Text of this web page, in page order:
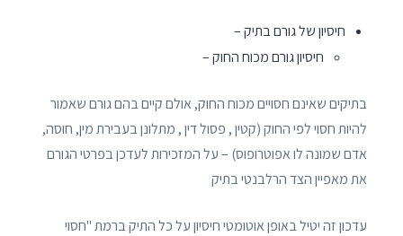
חיסיון של גורם בתיק –
חיסיון גורם מכוח החוק –
בתיקים שאינם חסויים מכוח החוק, אולם קיים בהם גורם שאמור
להיות חסוי לפי החוק (קטין , פסול דין , מתלונן בעבירת מין, חוסה,
אדם שמונה לו אפוטרופוס) – על המזכירות לעדכן בפרטי הגורם
את מאפיין הצד הרלבנטי בתיק
עדכון זה יטיל באופן אוטומטי חיסיון על כל התיק ברמת "חסוי